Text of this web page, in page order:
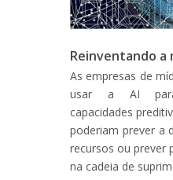
Reinventando a
As empresas de
usar a AI
capacidades
poderiam prever a
recursos ou prever
na cadeia de